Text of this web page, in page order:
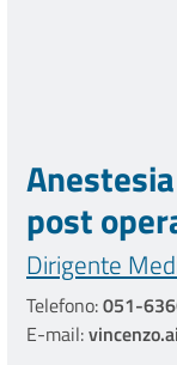
post
Dirigente
Telefono:051-
E-mail: